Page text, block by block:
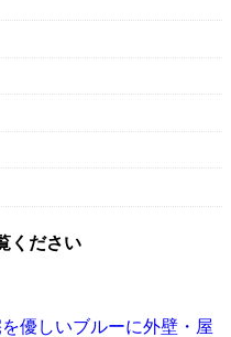
ください
優しいブルーに外壁・屋